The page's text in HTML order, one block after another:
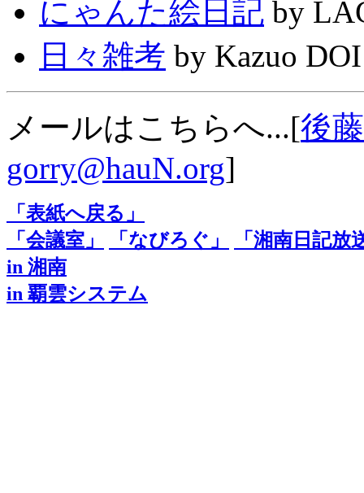
にゃんた絵日記 by
日々雑考 by Kazuo DOI
メールはこちらへ...[後
gorry@hauN.org]
「表紙へ戻る」
「会議室」
「なびろぐ」
「湘南日記放
in 湘南
in 覇雲システム